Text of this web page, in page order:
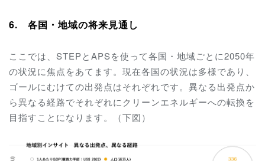
6. 各国・地域の将来見通し
ここでは、STEPとAPSを使って各国・地域ごとに2050年
の状況に焦点をあてます。現在各国の状況は多様であり、
ゴールにむけての出発点はそれぞれです。異なる出発点か
ら異なる経路でそれぞれにクリーンエネルギーへの転換を
目指すことになります。（下図）